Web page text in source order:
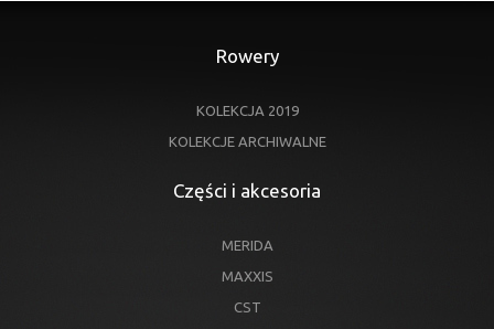
Rowery
KOLEKCJA 2019
KOLEKCJE ARCHIWALNE
Części i akcesoria
MERIDA
MAXXIS
CST